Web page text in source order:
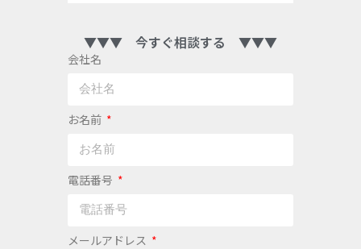
▼▼▼ 今すぐ相談する ▼▼▼
会社名
お名前
電話番号
メールアドレス